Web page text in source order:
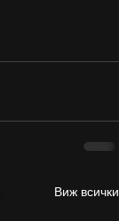
Виж всички